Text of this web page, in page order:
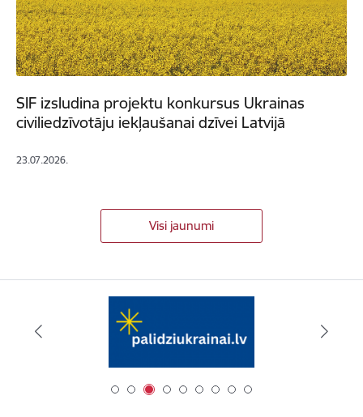
SIF izsludina projektu konkursus Ukrainas
civiliedzīvotāju iekļaušanai dzīvei Latvijā
23.07.2026.
Visi jaunumi